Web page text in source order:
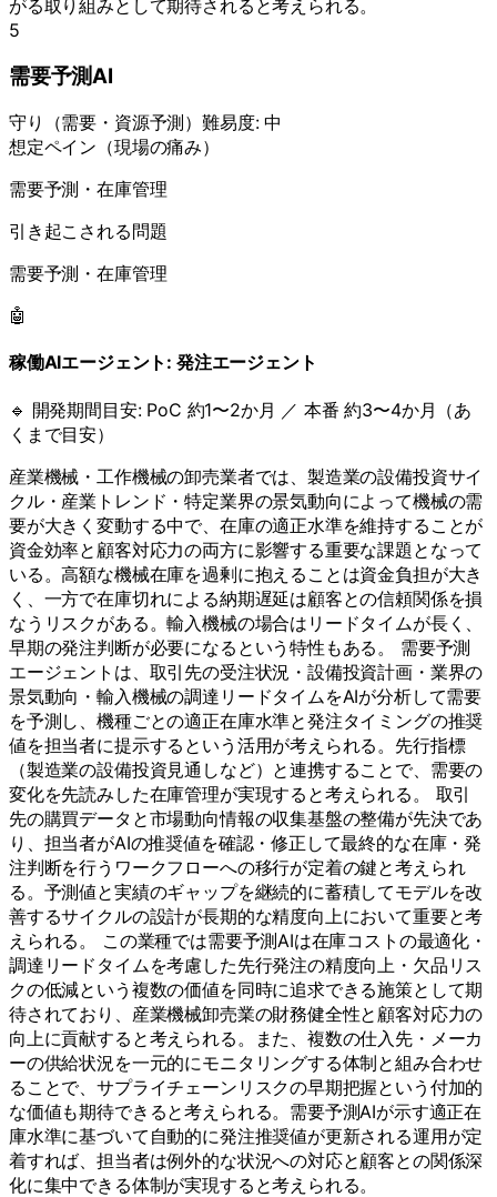
がる取り組みとして期待されると考えられる。
5
需要予測AI
守り （需要・資源予測 ）難易度:中
想定ペイン（現場の痛み）
需要予測・在庫管理
引き起こされる問題
需要予測・在庫管理
🤖
稼働AIエージェント: 発注エージェント
🔹 開発期間目安: PoC 約1〜2か月 ／ 本番 約3〜4か月（あ
くまで目安）
産業機械・工作機械の卸売業者では、製造業の設備投資サイ
クル・産業トレンド・特定業界の景気動向によって機械の需
要が大きく変動する中で、在庫の適正水準を維持することが
資金効率と顧客対応力の両方に影響する重要な課題となって
いる。高額な機械在庫を過剰に抱えることは資金負担が大き
く、一方で在庫切れによる納期遅延は顧客との信頼関係を損
なうリスクがある。輸入機械の場合はリードタイムが長く、
早期の発注判断が必要になるという特性もある。 需要予測
エージェントは、取引先の受注状況・設備投資計画・業界の
景気動向・輸入機械の調達リードタイムをAIが分析して需要
を予測し、機種ごとの適正在庫水準と発注タイミングの推奨
値を担当者に提示するという活用が考えられる。先行指標
（製造業の設備投資見通しなど）と連携することで、需要の
変化を先読みした在庫管理が実現すると考えられる。 取引
先の購買データと市場動向情報の収集基盤の整備が先決であ
り、担当者がAIの推奨値を確認・修正して最終的な在庫・発
注判断を行うワークフローへの移行が定着の鍵と考えられ
る。予測値と実績のギャップを継続的に蓄積してモデルを改
善するサイクルの設計が長期的な精度向上において重要と考
えられる。 この業種では需要予測AIは在庫コストの最適化・
調達リードタイムを考慮した先行発注の精度向上・欠品リス
クの低減という複数の価値を同時に追求できる施策として期
待されており、産業機械卸売業の財務健全性と顧客対応力の
向上に貢献すると考えられる。また、複数の仕入先・メーカ
ーの供給状況を一元的にモニタリングする体制と組み合わせ
ることで、サプライチェーンリスクの早期把握という付加的
な価値も期待できると考えられる。需要予測AIが示す適正在
庫水準に基づいて自動的に発注推奨値が更新される運用が定
着すれば、担当者は例外的な状況への対応と顧客との関係深
化に集中できる体制が実現すると考えられる。